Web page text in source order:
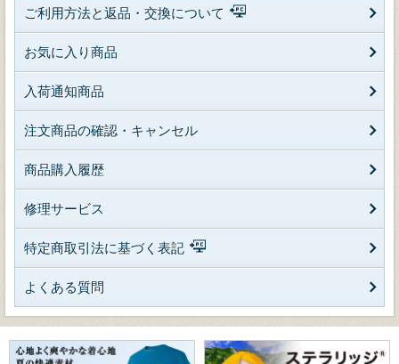
ご利用方法と返品・交換について
お気に入り商品
入荷通知商品
注文商品の確認・キャンセル
商品購入履歴
修理サービス
特定商取引法に基づく表記
よくある質問